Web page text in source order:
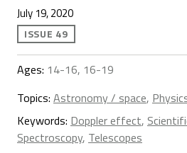
July 19, 2020
ISSUE 49
Ages: 14-16, 16-19
Topics: Astronomy / space,
Keywords: Doppler effect,
Spectroscopy, Telescopes